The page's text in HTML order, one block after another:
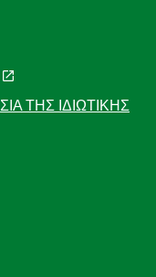
ΤΗΣ ΙΔΙΩΤΙΚΗΣ